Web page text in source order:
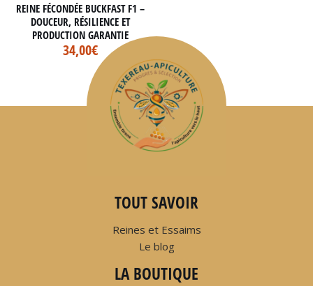
REINE FÉCONDÉE BUCKFAST F1 –
DOUCEUR, RÉSILIENCE ET
PRODUCTION GARANTIE
34,00€
TOUT SAVOIR
Reines et Essaims
Le blog
LA BOUTIQUE